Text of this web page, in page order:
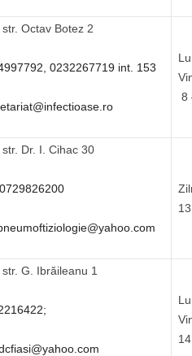
str. Octav Botez 2
0232267719 int. 153
8
str. Dr. I. Cihac 30
13
str. G. Ibrăileanu 1
14